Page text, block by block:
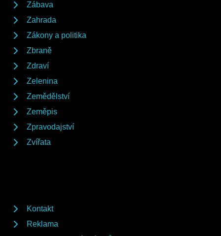
Zábava
Zahrada
Zákony a politika
Zbraně
Zdraví
Zelenina
Zemědělství
Zeměpis
Zpravodajství
Zvířata
Kontakt
Reklama